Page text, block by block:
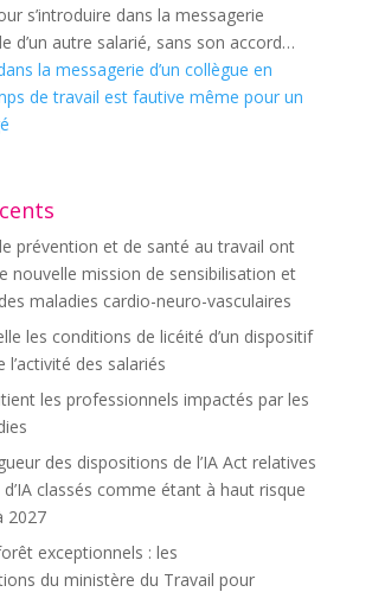
s’introduire dans la messagerie
d’un autre salarié, sans son accord…
la messagerie d’un collègue en
de travail est fautive même pour un
prévention et de santé au travail ont
nouvelle mission de sensibilisation et
maladies cardio-neuro-vasculaires
les conditions de licéité d’un dispositif
l’activité des salariés
les professionnels impactés par les
des dispositions de l’IA Act relatives
classés comme étant à haut risque
2027
exceptionnels : les
du ministère du Travail pour